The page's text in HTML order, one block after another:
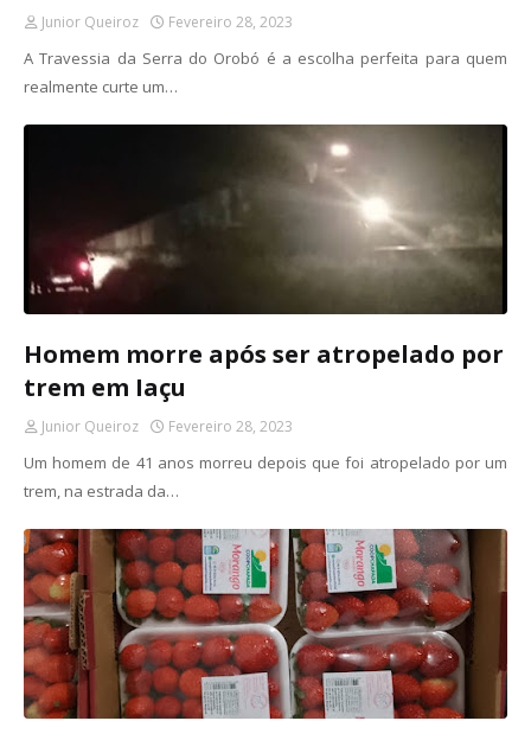
Junior Queiroz Fevereiro 28, 2023
A Travessia da Serra do Orobó é a escolha perfeita para quem
realmente curte um…
Homem morre após ser atropelado por
trem em Iaçu
Junior Queiroz Fevereiro 28, 2023
Um homem de 41 anos morreu depois que foi atropelado por um
trem, na estrada da…